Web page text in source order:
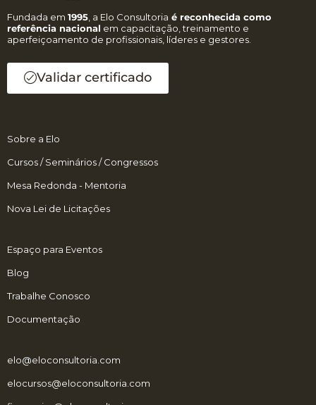
Fundada em 1995 , a Elo Consultoria é reconhecida como
referência nacional em capacitação, treinamento e
aperfeiçoamento de profissionais, líderes e gestores.
Validar certificado
Sobre a Elo
Cursos / Seminários / Congressos
Mesa Redonda - Mentoria
Nova Lei de Licitações
Espaço para Eventos
Blog
Trabalhe Conosco
Documentação
elo@eloconsultoria.com
elocursos@eloconsultoria.com